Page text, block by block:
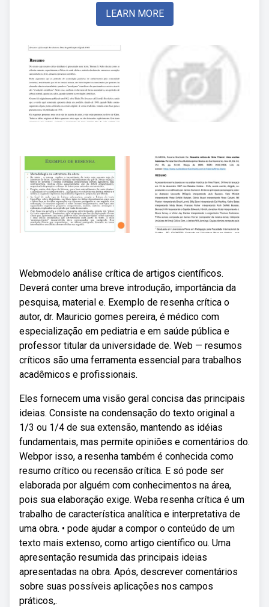
LEARN MORE
Webmodelo análise crítica de artigos científicos.
Deverá conter uma breve introdução, importância da
pesquisa, material e. Exemplo de resenha crítica o
autor, dr. Mauricio gomes pereira, é médico com
especialização em pediatria e em saúde pública e
professor titular da universidade de. Web — resumos
críticos são uma ferramenta essencial para trabalhos
acadêmicos e profissionais.
Eles fornecem uma visão geral concisa das principais
ideias. Consiste na condensação do texto original a
1/3 ou 1/4 de sua extensão, mantendo as idéias
fundamentais, mas permite opiniões e comentários do.
Webpor isso, a resenha também é conhecida como
resumo crítico ou recensão crítica. E só pode ser
elaborada por alguém com conhecimentos na área,
pois sua elaboração exige. Weba resenha crítica é um
trabalho de característica analítica e interpretativa de
uma obra. • pode ajudar a compor o conteúdo de um
texto mais extenso, como artigo científico ou. Uma
apresentação resumida das principais ideias
apresentadas na obra. Após, descrever comentários
sobre suas possíveis aplicações nos campos
práticos,.